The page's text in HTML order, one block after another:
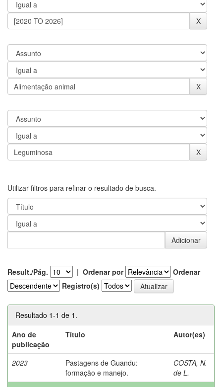
Utilizar filtros para refinar o resultado de busca.
Result./Pág. | Ordenar por
Ordenar
Registro(s)
Resultado 1-1 de 1.
Ano de
publicação
Título Autor(es)
2023
Pastagens de Guandu:
formação e manejo.
COSTA, N.
de L.